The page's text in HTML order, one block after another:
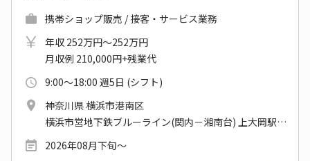
携帯ショップ販売 / 接客・サービス業務
年収 252万円～252万円
月収例 210,000円+残業代
9:00～18:00 週5日 (シフト)
神奈川県 横浜市港南区
横浜市営地下鉄ブルーライン(関内－湘南台) 上大岡駅 他
2026年08月下旬～